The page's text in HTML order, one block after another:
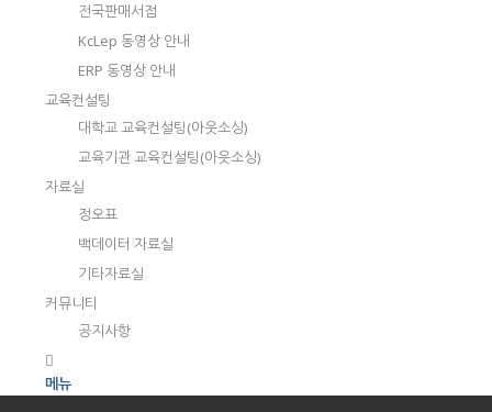
전국판매서점
KcLep 동영상 안내
ERP 동영상 안내
교육컨설팅
대학교 교육컨설팅(아웃소싱)
교육기관 교육컨설팅(아웃소싱)
자료실
정오표
백데이터 자료실
기타자료실
커뮤니티
공지사항
메뉴